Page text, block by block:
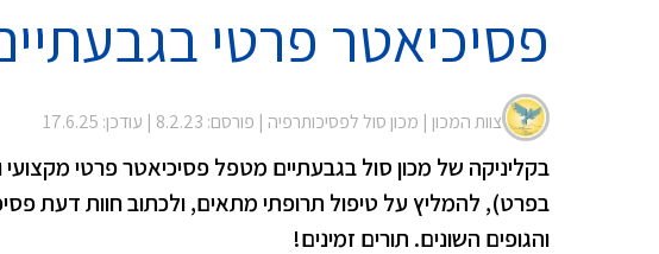
פסיכיאטר פרטי
צוות המכון | מכון סול לפסיכותרפיה | פורסם: 8.2.23 | עודכן: 17.6.25
בקליניקה של מכון סול בגבעתיים מטפל פסיכיאטר פרטי
בפרט), להמליץ על טיפול תרופתי מתאים, ולכתוב חוות דעת
והגופים השונים. תורים זמינים!